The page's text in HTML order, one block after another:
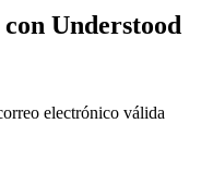
Understood
electrónico válida